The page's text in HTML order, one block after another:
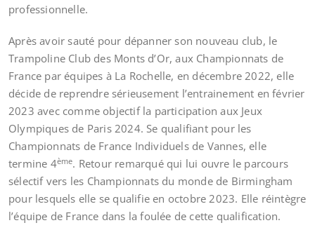
professionnelle.
Après avoir sauté pour dépanner son nouveau club, le
Trampoline Club des Monts d’Or, aux Championnats de
France par équipes à La Rochelle, en décembre 2022, elle
décide de reprendre sérieusement l’entrainement en février
2023 avec comme objectif la participation aux Jeux
Olympiques de Paris 2024. Se qualifiant pour les
Championnats de France Individuels de Vannes, elle
termine 4ème. Retour remarqué qui lui ouvre le parcours
sélectif vers les Championnats du monde de Birmingham
pour lesquels elle se qualifie en octobre 2023. Elle réintègre
l’équipe de France dans la foulée de cette qualification.